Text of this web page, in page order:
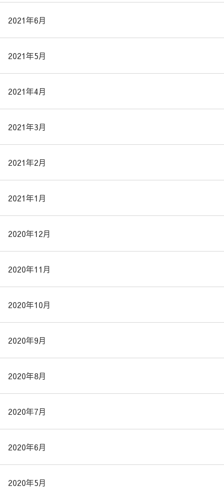
2021年6月
2021年5月
2021年4月
2021年3月
2021年2月
2021年1月
2020年12月
2020年11月
2020年10月
2020年9月
2020年8月
2020年7月
2020年6月
2020年5月